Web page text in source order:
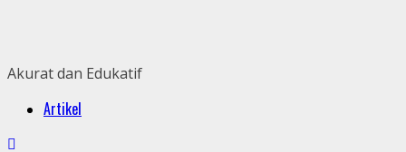
Akurat dan Edukatif
PrimaryArtikel